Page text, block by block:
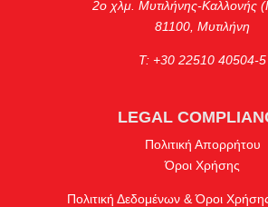
2ο χλμ. Μυτιλήνης-Καλλονής
81100, Μυτιλήνη
Τ: +30 22510 40504-5
LEGAL
Πολιτική Απορρήτου
Όροι Χρήσης
Πολιτική Δεδομένων & Όροι